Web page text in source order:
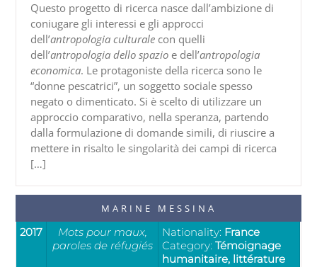
Questo progetto di ricerca nasce dall’ambizione di
coniugare gli interessi e gli approcci
dell’antropologia culturale con quelli
dell’antropologia dello spazio e dell’antropologia
economica. Le protagoniste della ricerca sono le
“donne pescatrici”, un soggetto sociale spesso
negato o dimenticato. Si è scelto di utilizzare un
approccio comparativo, nella speranza, partendo
dalla formulazione di domande simili, di riuscire a
mettere in risalto le singolarità dei campi di ricerca
[…]
MARINE MESSINA
2017
Mots pour maux,
paroles de réfugiés
Nationality: France
Category:Témoignage
humanitaire, littérature